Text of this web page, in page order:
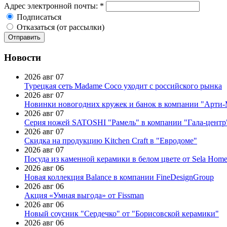
Адрес электронной почты: *
Подписаться
Отказаться (от рассылки)
Новости
2026 авг 07
Турецкая сеть Madame Coco уходит с российского рынка
2026 авг 07
Новинки новогодних кружек и банок в компании
2026 авг 07
Серия ножей SATOSHI "Рамель" в компании "Гала-
2026 авг 07
Скидка на продукцию Kitchen Craft в "Евродоме"
2026 авг 07
Посуда из каменной керамики в белом цвете от Sela Home
2026 авг 06
Новая коллекция Balance в компании FineDesignGroup
2026 авг 06
Акция «Умная выгода» от Fissman
2026 авг 06
Новый соусник "Сердечко" от "Борисовской керамики"
2026 авг 06